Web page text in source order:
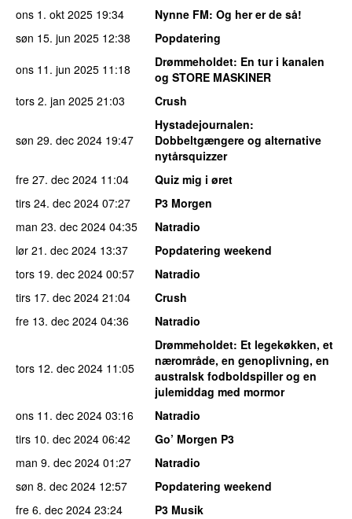
ons 1. okt 2025 19:34 Nynne FM: Og her er de så!
søn 15. jun 2025 12:38
Popdatering
ons 11. jun 2025 11:18 Drømmeholdet: En tur i kanalen
og STORE MASKINER
tors 2. jan 2025 21:03 Crush
søn 29. dec 2024 19:47
Hystadejournalen:
Dobbeltgængere og alternative
nytårsquizzer
fre 27. dec 2024 11:04
Quiz mig i øret
tirs 24. dec 2024 07:27
P3 Morgen
man 23. dec 2024 04:35
Natradio
lør 21. dec 2024 13:37
Popdatering weekend
tors 19. dec 2024 00:57
Natradio
tirs 17. dec 2024 21:04
Crush
fre 13. dec 2024 04:36 Natradio
tors 12. dec 2024 11:05
Drømmeholdet: Et legekøkken, et
nærområde, en genoplivning, en
australsk fodboldspiller og en
julemiddag med mormor
ons 11. dec 2024 03:16
Natradio
tirs 10. dec 2024 06:42
Go’ Morgen P3
man 9. dec 2024 01:27
Natradio
søn 8. dec 2024 12:57
Popdatering weekend
fre 6. dec 2024 23:24
P3 Musik